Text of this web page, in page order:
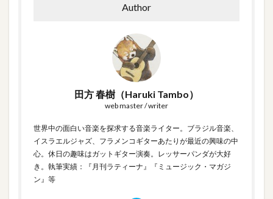
Author
田方 春樹（Haruki Tambo）
web master / writer
世界中の面白い音楽を探求する音楽ライター。ブラジル音楽、
イスラエルジャズ、フラメンコギターあたりが最近の興味の中
心。休日の趣味はガットギター演奏。レッサーパンダが大好
き。執筆実績：『月刊ラティーナ』『ミュージック・マガジ
ン』等